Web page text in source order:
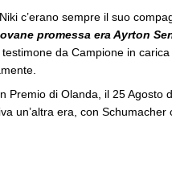
c’erano sempre il suo
promessa era Ayrton
da Campione in
Premio di Olanda, il 25 Agosto
un’altra era, con